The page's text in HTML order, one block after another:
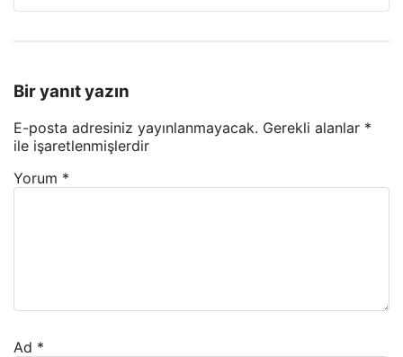
Bir yanıt yazın
E-posta adresiniz yayınlanmayacak. Gerekli alanlar *
ile işaretlenmişlerdir
Yorum *
Ad *